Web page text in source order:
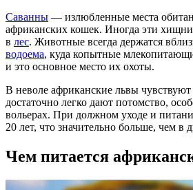
Саванны — излюбленные места
африканских кошек. Иногда эти
в лес. Животные всегда держатся
водоема, куда копытные
и это основное место их охоты.
В неволе африканские львы чувствуют
достаточно легко дают потомство,
вольерах. При должном уходе и
20 лет, что значительно больше, чем в
Чем питается